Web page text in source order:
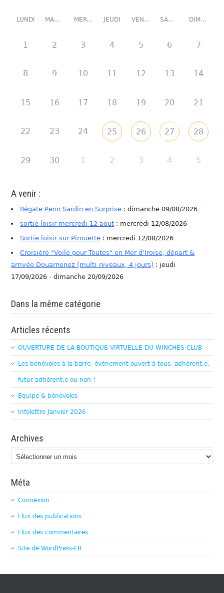
LUNDI MARDI MERCREDI JEUDI VENDREDI SAMEDI DIMANCHE
1 2 3 4 5 6 7
8 9 10 11 12 13 14
15 16 17 18 19 20 21
22 23 24 25 26 27 28
29 30 1 2 3 4 5
A venir :
Régate Penn Sardin en Surprise : dimanche 09/08/2026
sortie loisir mercredi 12 aout : mercredi 12/08/2026
Sortie loisir sur Pirouette : mercredi 12/08/2026
Croisière "Voile pour Toutes" en Mer d'Iroise, départ &
arrivée Douarnenez (multi-niveaux, 4 jours) : jeudi
17/09/2026 - dimanche 20/09/2026
Dans la même catégorie
Articles récents
OUVERTURE DE LA BOUTIQUE VIRTUELLE DU WINCHES CLUB
Les bénévoles à la barre, évènement ouvert à tous, adhérent.e,
futur adhérent.e ou non !
Equipe & bénévoles
Infolettre Janvier 2026
Archives
Archives
Méta
Connexion
Flux des publications
Flux des commentaires
Site de WordPress-FR